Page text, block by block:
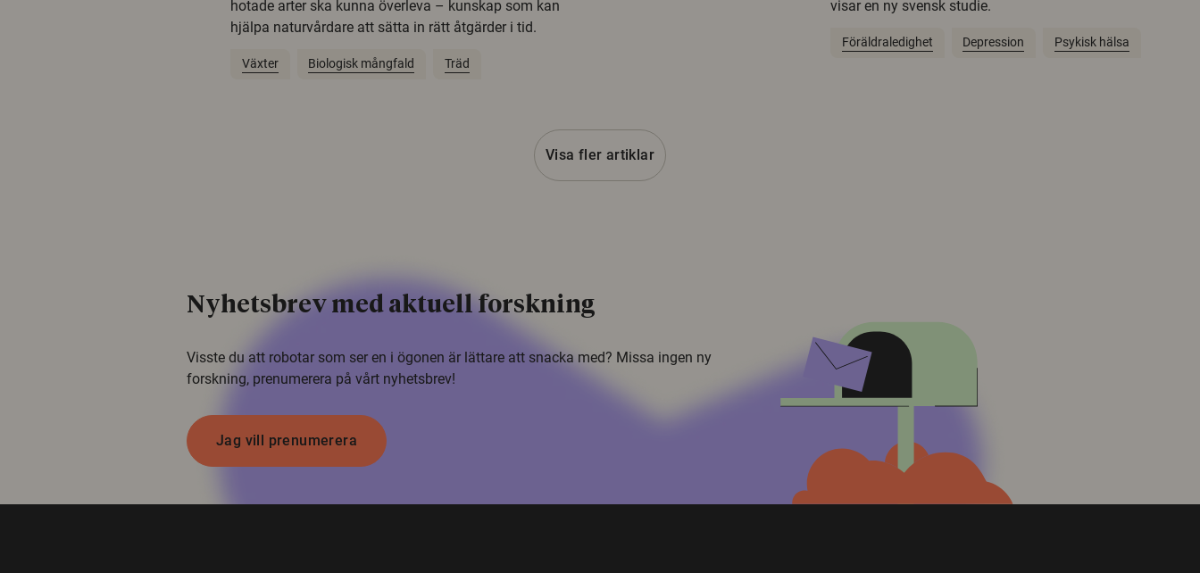
hotade arter ska kunna överleva – kunskap som kan
hjälpa naturvårdare att sätta in rätt åtgärder i tid.
Växter Biologisk mångfald Träd
visar en ny svensk studie.
Föräldraledighet Depression Psykisk hälsa
Visa fler artiklar
Nyhetsbrev med aktuell forskning
Visste du att robotar som ser en i ögonen är lättare att snacka med? Missa ingen ny
forskning, prenumerera på vårt nyhetsbrev!
Jag vill prenumerera